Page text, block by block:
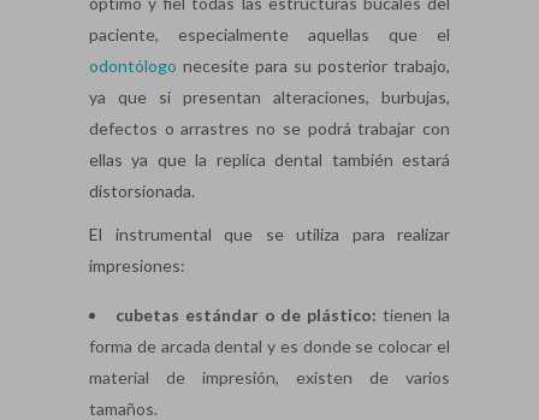
paciente, especialmente aquellas que el
odontólogo necesite para su posterior trabajo,
ya que si presentan alteraciones, burbujas,
defectos o arrastres no se podrá trabajar con
ellas ya que la replica dental también estará
distorsionada.
El instrumental que se utiliza para realizar
impresiones:
cubetas estándar o de plástico: tienen la
forma de arcada dental y es donde se colocar el
material de impresión, existen de varios
tamaños.